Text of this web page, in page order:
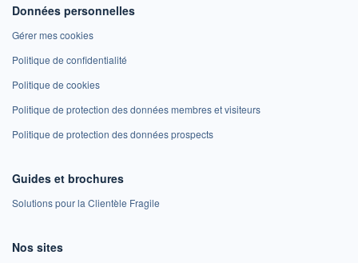
Données personnelles
Gérer mes cookies
Politique de confidentialité
Politique de cookies
Politique de protection des données membres et visiteurs
Politique de protection des données prospects
Guides et brochures
Solutions pour la Clientèle Fragile
Nos sites